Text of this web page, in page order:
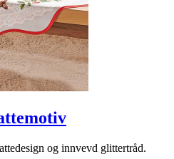
og innvevd glittertråd.